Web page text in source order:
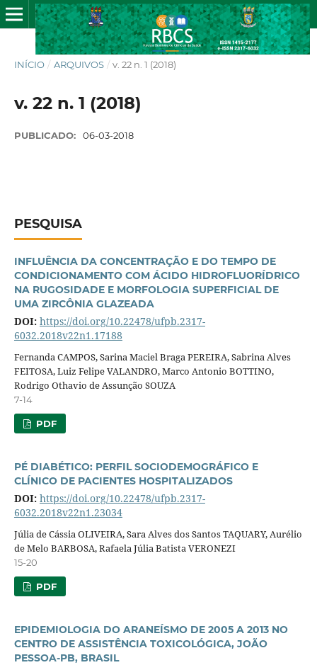
INÍCIO / ARQUIVOS / v. 22 n. 1 (2018)
v. 22 n. 1 (2018)
PUBLICADO: 06-03-2018
PESQUISA
INFLUÊNCIA DA CONCENTRAÇÃO E DO TEMPO DE
CONDICIONAMENTO COM ÁCIDO HIDROFLUORÍDRICO
NA RUGOSIDADE E MORFOLOGIA SUPERFICIAL DE
UMA ZIRCÔNIA GLAZEADA
DOI: https://doi.org/10.22478/ufpb.2317-
6032.2018v22n1.17188
Fernanda CAMPOS, Sarina Maciel Braga PEREIRA, Sabrina Alves
FEITOSA, Luiz Felipe VALANDRO, Marco Antonio BOTTINO,
Rodrigo Othavio de Assunção SOUZA
7-14
PDF
PÉ DIABÉTICO: PERFIL SOCIODEMOGRÁFICO E
CLÍNICO DE PACIENTES HOSPITALIZADOS
DOI: https://doi.org/10.22478/ufpb.2317-
6032.2018v22n1.23034
Júlia de Cássia OLIVEIRA, Sara Alves dos Santos TAQUARY, Aurélio
de Melo BARBOSA, Rafaela Júlia Batista VERONEZI
15-20
PDF
EPIDEMIOLOGIA DO ARANEÍSMO DE 2005 A 2013 NO
CENTRO DE ASSISTÊNCIA TOXICOLÓGICA, JOÃO
PESSOA-PB, BRASIL